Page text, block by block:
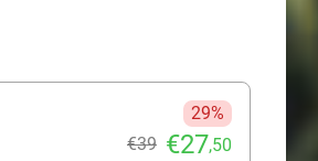
29%
€39 €27,50